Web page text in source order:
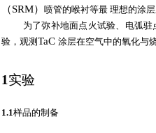
（SRM） 喷管的喉衬等最 理想的涂
为了弥补地面点火试验、电弧驻
验，观测 TaC 涂层在空气中的氧化与
1实验
1.1样品的制备